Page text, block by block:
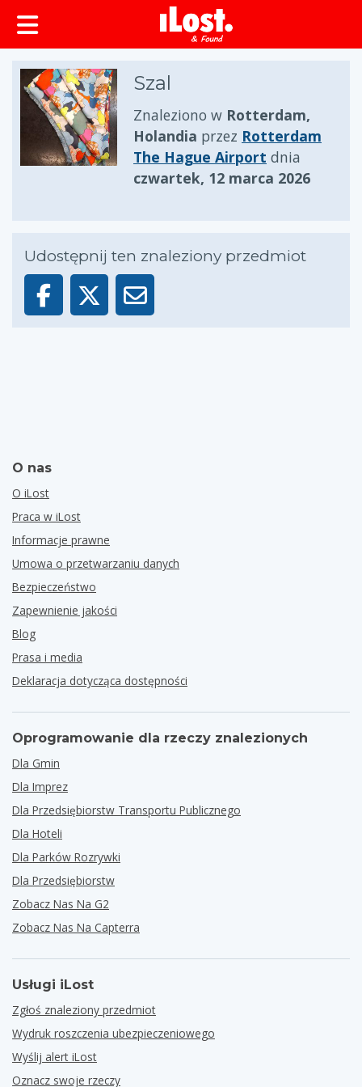
zawartości
Szal
Znaleziono w Rotterdam,
Holandia przez Rotterdam
The Hague Airport dnia
czwartek, 12 marca 2026
Udostępnij ten znaleziony przedmiot
O nas
O iLost
Praca w iLost
Informacje prawne
Umowa o przetwarzaniu danych
Bezpieczeństwo
Zapewnienie jakości
Blog
Prasa i media
Deklaracja dotycząca dostępności
Oprogramowanie dla rzeczy znalezionych
Dla Gmin
Dla Imprez
Dla Przedsiębiorstw Transportu Publicznego
Dla Hoteli
Dla Parków Rozrywki
Dla Przedsiębiorstw
Zobacz Nas Na G2
Zobacz Nas Na Capterra
Usługi iLost
Zgłoś znaleziony przedmiot
Wydruk roszczenia ubezpieczeniowego
Wyślij alert iLost
Oznacz swoje rzeczy